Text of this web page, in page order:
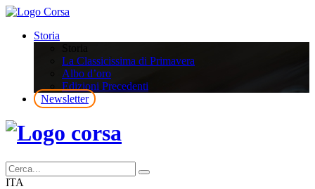
Storia
La Classicissima di Primavera
Albo d’oro
Edizioni Precedenti
Newsletter
ITA